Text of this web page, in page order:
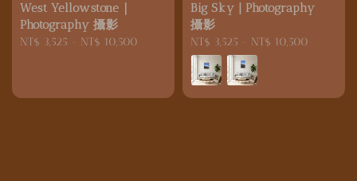
West Yellowstone｜
Photography 攝影
Regular
NT$ 3,525 NT$ 10,500
Big Sky | Photography
攝影
Regular
price
NT$ 3,525 NT$ 10,500